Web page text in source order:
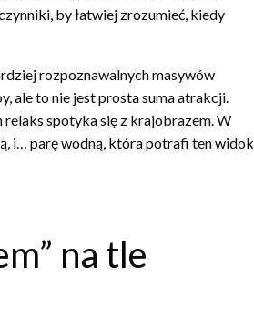
by łatwiej zrozumieć, kiedy
rozpoznawalnych masywów
ale to nie jest prosta suma atrakcji.
spotyka się z krajobrazem. W
i… parę wodną, która potrafi ten widok
na tle